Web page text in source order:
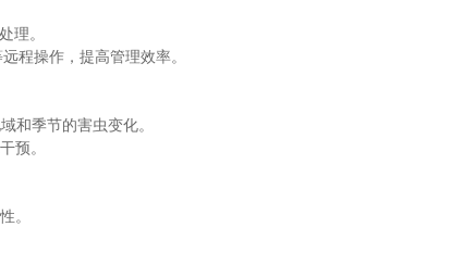
理。
程操作，提高管理效率。
和季节的害虫变化。
预。
。